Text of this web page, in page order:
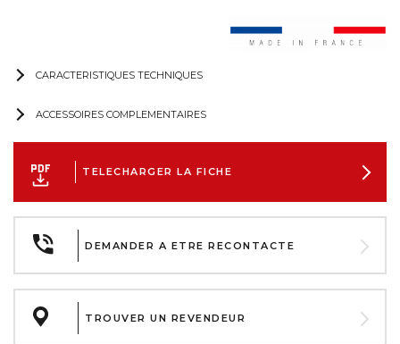
CARACTERISTIQUES TECHNIQUES
ACCESSOIRES COMPLEMENTAIRES
TELECHARGER LA FICHE
DEMANDER A ETRE RECONTACTE
TROUVER UN REVENDEUR